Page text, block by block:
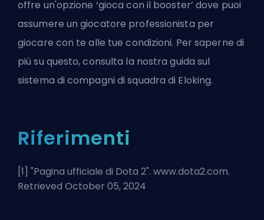
offre un'opzione ‘gioca con il booster’ dove puoi
assumere un giocatore professionista per
giocare con te alle tue condizioni. Per saperne di
più su questo, consulta la nostraguida sul
sistema di compagni di squadra di Eloking.
Riferimenti
[1] "Pagina ufficiale di Dota 2". www.dota2.com.
Retrieved October 05, 2024